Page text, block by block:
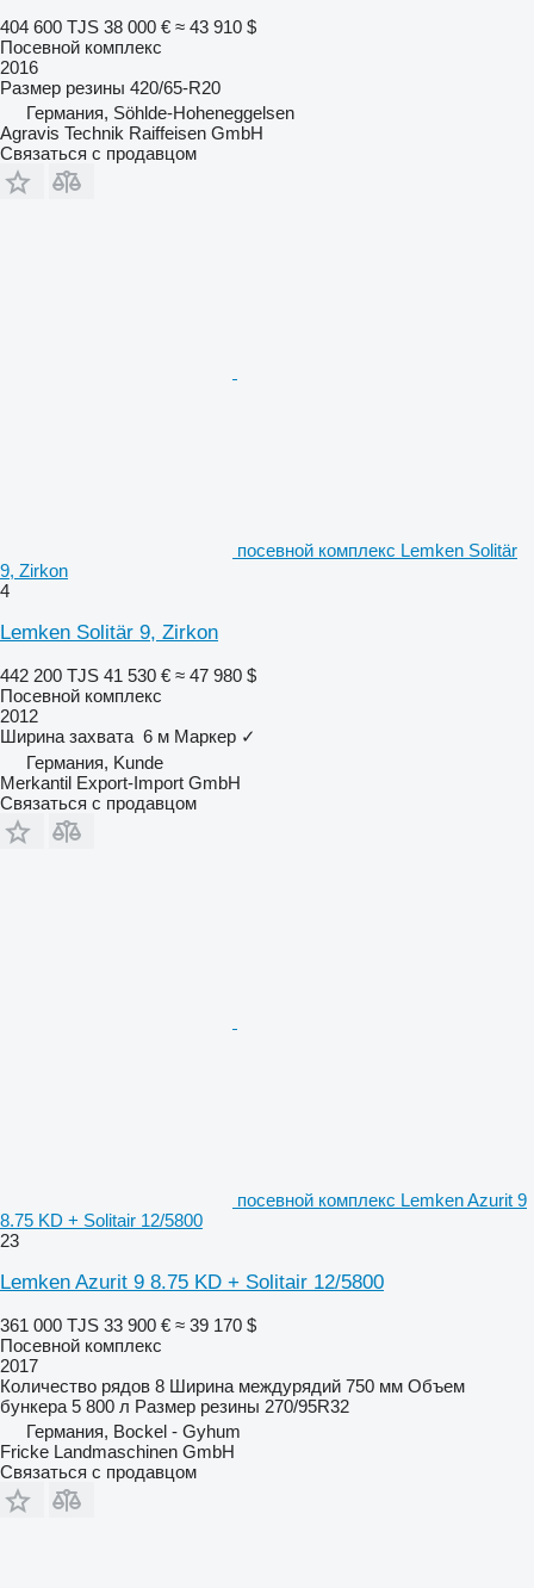
404 600 TJS 38 000 € ≈ 43 910 $
Посевной комплекс
2016
Размер резины 420/65-R20
Германия, Söhlde-Hoheneggelsen
Agravis Technik Raiffeisen GmbH
Связаться с продавцом
посевной комплекс Lemken Solitär
9, Zirkon
4
Lemken Solitär 9, Zirkon
442 200 TJS 41 530 € ≈ 47 980 $
Посевной комплекс
2012
Ширина захвата 6 м Маркер ✓
Германия, Kunde
Merkantil Export-Import GmbH
Связаться с продавцом
посевной комплекс Lemken Azurit 9
8.75 KD + Solitair 12/5800
23
Lemken Azurit 9 8.75 KD + Solitair 12/5800
361 000 TJS 33 900 € ≈ 39 170 $
Посевной комплекс
2017
Количество рядов 8 Ширина междурядий 750 мм Объем
бункера 5 800 л Размер резины 270/95R32
Германия, Bockel - Gyhum
Fricke Landmaschinen GmbH
Связаться с продавцом